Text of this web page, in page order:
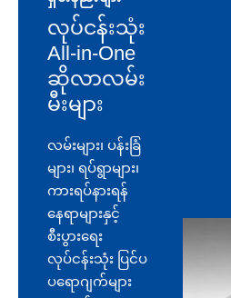
လုပ်ငန်းသုံး
All-in-One
ဆိုလာလမ်း
မီးများ
လမ်းများ၊ ပန်းခြံ
များ၊ ရပ်ရွာများ၊
ကားရပ်နားရန်
နေရာများနှင့်
စီးပွားရေး
လုပ်ငန်းသုံး ပြင်ပ
ပရောဂျက်များ